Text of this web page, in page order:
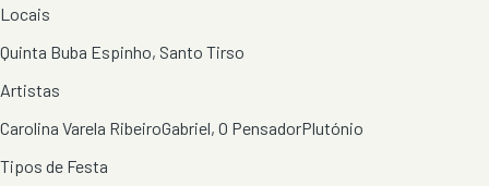
Locais
Quinta Buba Espinho, Santo Tirso
Artistas
Carolina Varela RibeiroGabriel, O PensadorPlutónio
Tipos de Festa